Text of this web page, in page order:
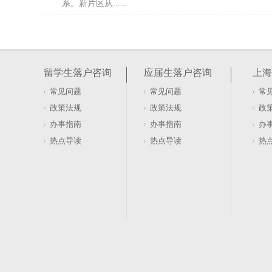
系。新片区从......
上海居转户是许多长期在沪工作生活人士实现落户的重
职称（或持......
上海居转户社保月缴多少？低于1.3怎么办
上海居转户的社保基数与个税匹配是常见关注点，如何
问题展开说明......
留学生落户咨询
常见问题
政策法规
办事指南
热点导读
应届生落户咨询
常见问题
政策法规
办事指南
热点导读
上
常
政
办
热